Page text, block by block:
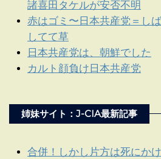
諸喜田タケルが安否不明
赤はゴミ〜日本共産党＝し
してて草
日本共産党は、朝鮮でした
カルト顔負け日本共産党
姉妹サイト：J-CIA最新記事
合併！しかし片方は死にか